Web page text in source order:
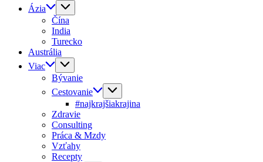
Ázia
Čína
India
Turecko
Austrália
Viac
Bývanie
Cestovanie
#najkrajšiakrajina
Zdravie
Consulting
Práca & Mzdy
Vzťahy
Recepty